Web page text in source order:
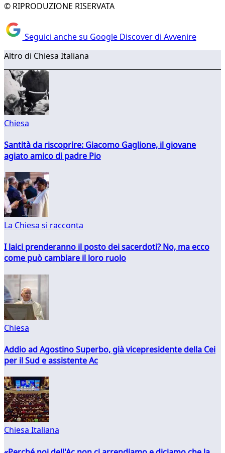
© RIPRODUZIONE RISERVATA
Seguici anche su Google Discover di Avvenire
Altro di Chiesa Italiana
Chiesa
Santità da riscoprire: Giacomo Gaglione, il giovane
agiato amico di padre Pio
La Chiesa si racconta
I laici prenderanno il posto dei sacerdoti? No, ma ecco
come può cambiare il loro ruolo
Chiesa
Addio ad Agostino Superbo, già vicepresidente della Cei
per il Sud e assistente Ac
Chiesa Italiana